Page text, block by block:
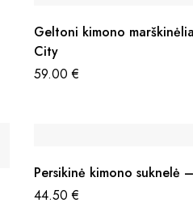
Geltoni kimono
City
59.00€
Persikinė kimono suknelė
44.50€